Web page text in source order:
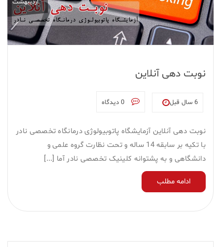
اردیبهشت
نوبت دهی آنلاین
6 سال قبل
نوبت دهی آنلاین آزمایشگاه پاتوبیولوژی درمانگاه تخصصی نادر
با تکیه بر سابقه 14 ساله و تحت نظارت گروه علمی و
دانشگاهی و به پشتوانه کلینیک تخصصی نادر آما [...]
ادامه مطلب